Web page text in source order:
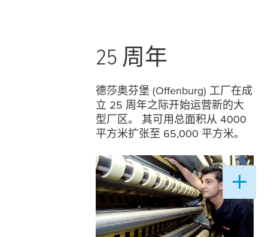
25 周年
德莎奥芬堡 (Offenburg) 工厂在成
立 25 周年之际开始运营新的大
型厂区。 其可用总面积从 4000
平方米扩张至 65,000 平方米。